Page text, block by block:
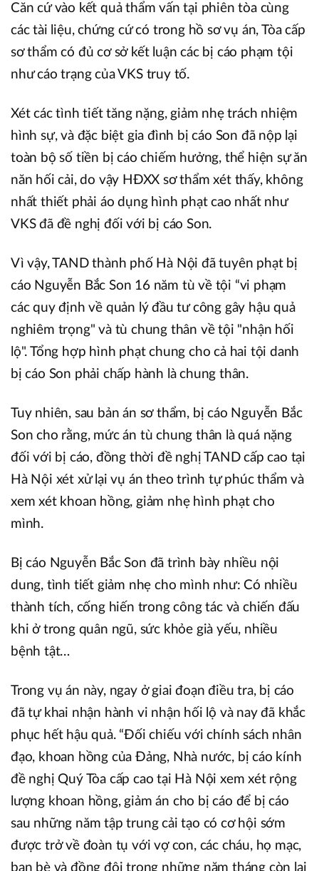
Căn cứ vào kết quả thẩm vấn tại phiên tòa cùng
các tài liệu, chứng cứ có trong hồ sơ vụ án, Tòa cấp
sơ thẩm có đủ cơ sở kết luận các bị cáo phạm tội
như cáo trạng của VKS truy tố.
Xét các tình tiết tăng nặng, giảm nhẹ trách nhiệm
hình sự, và đặc biệt gia đình bị cáo Son đã nộp lại
toàn bộ số tiền bị cáo chiếm hưởng, thể hiện sự ăn
năn hối cải, do vậy HĐXX sơ thẩm xét thấy, không
nhất thiết phải áo dụng hình phạt cao nhất như
VKS đã đề nghị đối với bị cáo Son.
Vì vậy, TAND thành phố Hà Nội đã tuyên phạt bị
cáo Nguyễn Bắc Son 16 năm tù về tội “vi phạm
các quy định về quản lý đầu tư công gây hậu quả
nghiêm trọng" và tù chung thân về tội "nhận hối
lộ". Tổng hợp hình phạt chung cho cả hai tội danh
bị cáo Son phải chấp hành là chung thân.
Tuy nhiên, sau bản án sơ thẩm, bị cáo Nguyễn Bắc
Son cho rằng, mức án tù chung thân là quá nặng
đối với bị cáo, đồng thời đề nghị TAND cấp cao tại
Hà Nội xét xử lại vụ án theo trình tự phúc thẩm và
xem xét khoan hồng, giảm nhẹ hình phạt cho
mình.
Bị cáo Nguyễn Bắc Son đã trình bày nhiều nội
dung, tình tiết giảm nhẹ cho mình như: Có nhiều
thành tích, cống hiến trong công tác và chiến đấu
khi ở trong quân ngũ, sức khỏe già yếu, nhiều
bệnh tật…
Trong vụ án này, ngay ở giai đoạn điều tra, bị cáo
đã tự khai nhận hành vi nhận hối lộ và nay đã khắc
phục hết hậu quả. “Đối chiếu với chính sách nhân
đạo, khoan hồng của Đảng, Nhà nước, bị cáo kính
đề nghị Quý Tòa cấp cao tại Hà Nội xem xét rộng
lượng khoan hồng, giảm án cho bị cáo để bị cáo
sau những năm tập trung cải tạo có cơ hội sớm
được trở về đoàn tụ với vợ con, các cháu, họ mạc,
bạn bè và đồng đội trong những năm tháng còn lại